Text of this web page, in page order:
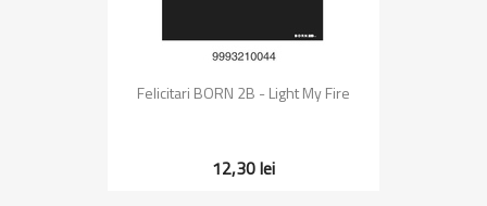
Felicitari BORN 2B - Light My Fire
12,30 lei